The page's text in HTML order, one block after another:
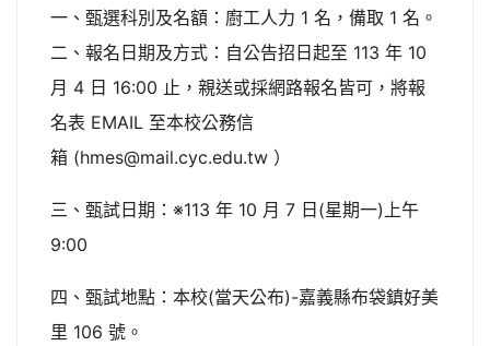
一、甄選科別及名額：廚工人力 1 名，備取 1 名。
二、報名日期及方式：自公告招日起至 113 年 10
月 4 日 16:00 止，親送或採網路報名皆可，將報
名表 EMAIL 至本校公務信
箱 (hmes@mail.cyc.edu.tw ）
三、甄試日期：※113 年 10 月 7 日(星期一)上午
9:00
四、甄試地點：本校(當天公布)-嘉義縣布袋鎮好美
里 106 號。